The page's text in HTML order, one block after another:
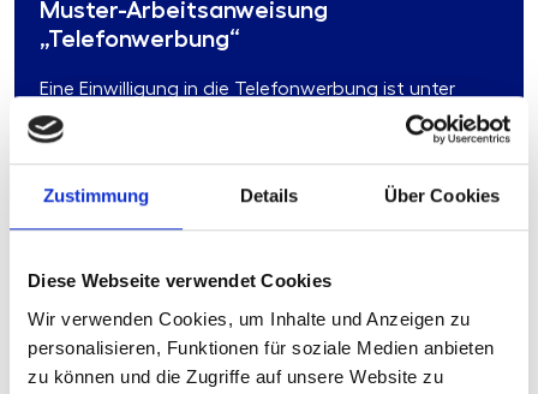
Zustimmung Details Über Cookies
Diese Webseite verwendet Cookies
Wir verwenden Cookies, um Inhalte und Anzeigen zu
personalisieren, Funktionen für soziale Medien anbieten
zu können und die Zugriffe auf unsere Website zu
Muster-Arbeitsanweisung
„Telefonwerbung“
Eine Einwilligung in die Telefonwerbung ist unter
Berücksichtigung der Anforderungen an die
Dokumentation zwingend erforderlich. Die Muster-
Arbeitsanweisung gibt den rechtlichen ...
Mehr erfahren
Produkttyp:ArbeitsanweisungStand:
Format:MS-Word und Lotus Notes